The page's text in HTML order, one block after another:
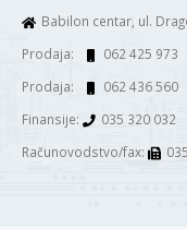
Babilon centar, ul.
Prodaja:
062 425 973
Prodaja:
062 436 560
Finansije:
035 320 032
Računovodstvo/fax: